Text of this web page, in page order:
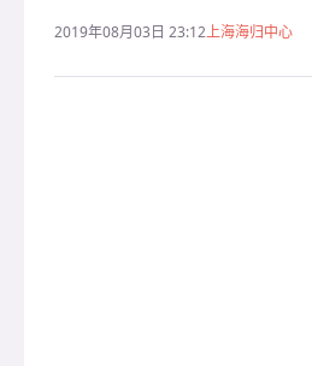
2019年08月03日 23:12上海海归中心